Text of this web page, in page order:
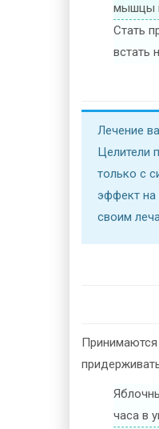
мышцы
Стать
встать
Лечение
Целители
только с
эффект на
своим
Принимаются
часа в